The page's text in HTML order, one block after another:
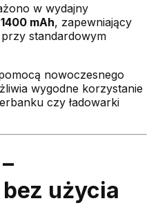
w wydajny
1400 mAh, zapewniający
przy standardowym
nowoczesnego
wygodne korzystanie
czy ładowarki
użycia